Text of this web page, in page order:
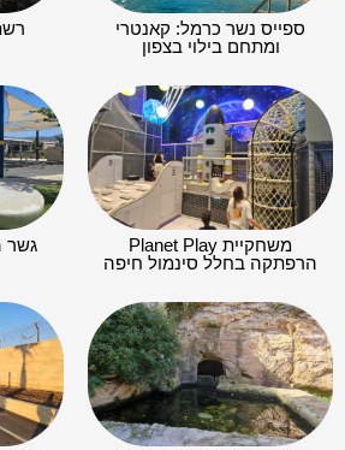
ספייס נשר כרמל: קאנטרי
ומתחם בילוי בצפון
משחקיית Planet Play
הרפתקה בחלל סינמול חיפה
גשר